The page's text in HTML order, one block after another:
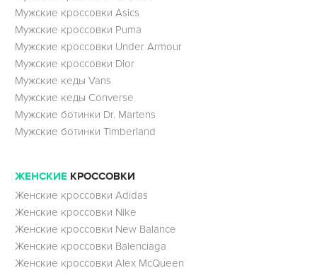
Мужские кроссовки Asics
Мужские кроссовки Puma
Мужские кроссовки Under Armour
Мужские кроссовки Dior
Мужские кеды Vans
Мужские кеды Converse
Мужские ботинки Dr. Martens
Мужские ботинки Timberland
ЖЕНСКИЕ КРОССОВКИ
Женские кроссовки Adidas
Женские кроссовки Nike
Женские кроссовки New Balance
Женские кроссовки Balenciaga
Женские кроссовки Alex McQueen